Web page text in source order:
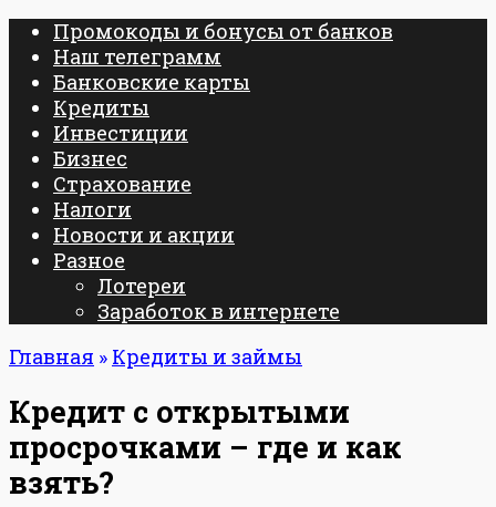
Промокоды и бонусы от банков
Наш телеграмм
Банковские карты
Кредиты
Инвестиции
Бизнес
Страхование
Налоги
Новости и акции
Разное
Лотереи
Заработок в интернете
Главная » Кредиты и займы
Кредит с открытыми
просрочками – где и как
взять?